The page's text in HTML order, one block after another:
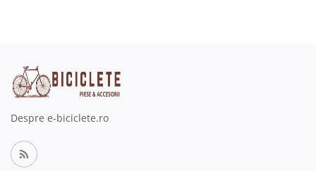
Despre e-biciclete.ro